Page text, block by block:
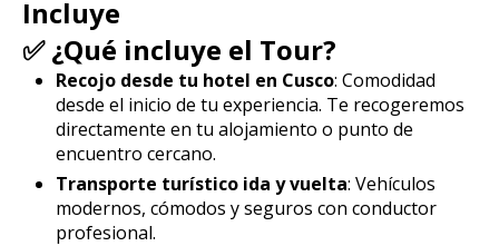
Incluye
✅ ¿Qué incluye el Tour?
Recojo desde tu hotel en Cusco: Comodidad
desde el inicio de tu experiencia. Te recogeremos
directamente en tu alojamiento o punto de
encuentro cercano.
Transporte turístico ida y vuelta: Vehículos
modernos, cómodos y seguros con conductor
profesional.